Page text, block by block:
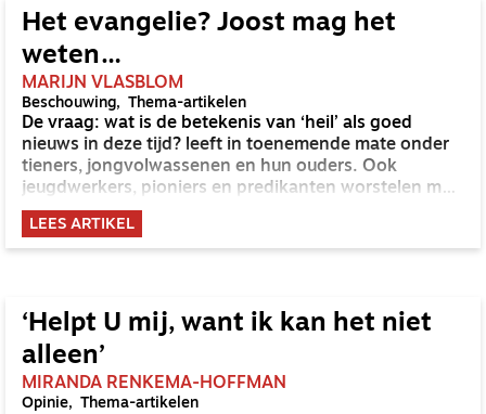
Het evangelie? Joost mag het
weten…
MARIJN VLASBLOM
Beschouwing Thema-artikelen
De vraag: wat is de betekenis van ‘heil’ als goed
nieuws in deze tijd? leeft in toenemende mate onder
tieners, jongvolwassenen en hun ouders. Ook
jeugdwerkers, pioniers en predikanten worstelen met
de relevantie van klassieke verhalen uit het evangelie.
LEES ARTIKEL
‘Helpt U mij, want ik kan het niet
alleen’
MIRANDA RENKEMA-HOFFMAN
Opinie Thema-artikelen